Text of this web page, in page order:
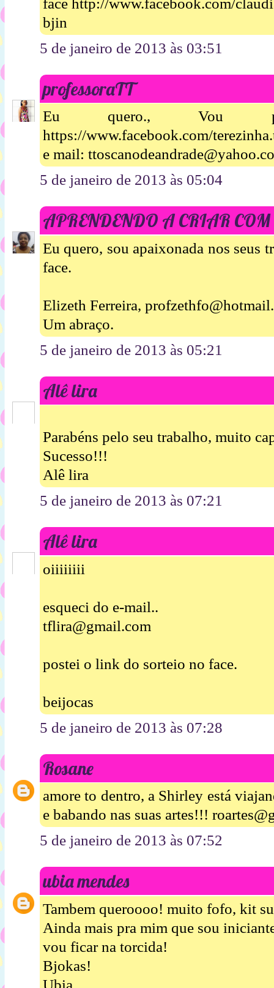
bjin
5 de janeiro de 2013 às 03:51
professoraTT
Eu quero., Vou
https://www.facebook.com/
e mail:
5 de janeiro de 2013 às 05:04
APRENDENDO A CRIAR
Eu quero, sou apaixonada nos seus
face.
Elizeth Ferreira,
Um abraço.
5 de janeiro de 2013 às 05:21
Alê lira
Parabéns pelo seu trabalho, muito
Sucesso!!!
Alê lira
5 de janeiro de 2013 às 07:21
Alê lira
oiiiiiiii
esqueci do e-mail..
tflira@gmail.com
postei o link do sorteio no face.
beijocas
5 de janeiro de 2013 às 07:28
Rosane
amore to dentro, a Shirley está
e babando nas suas artes!!!
5 de janeiro de 2013 às 07:52
ubia mendes
Tambem queroooo! muito fofo, kit
Ainda mais pra mim que sou
vou ficar na torcida!
Bjokas!
Ubia